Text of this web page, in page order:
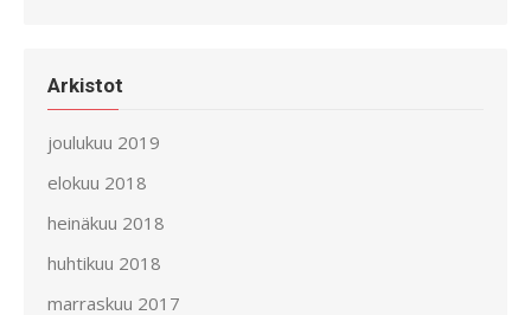
Arkistot
joulukuu 2019
elokuu 2018
heinäkuu 2018
huhtikuu 2018
marraskuu 2017